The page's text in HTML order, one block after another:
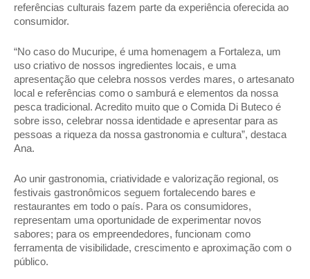
referências culturais fazem parte da experiência oferecida ao
consumidor.
“No caso do Mucuripe, é uma homenagem a Fortaleza, um
uso criativo de nossos ingredientes locais, e uma
apresentação que celebra nossos verdes mares, o artesanato
local e referências como o samburá e elementos da nossa
pesca tradicional. Acredito muito que o Comida Di Buteco é
sobre isso, celebrar nossa identidade e apresentar para as
pessoas a riqueza da nossa gastronomia e cultura”, destaca
Ana.
Ao unir gastronomia, criatividade e valorização regional, os
festivais gastronômicos seguem fortalecendo bares e
restaurantes em todo o país. Para os consumidores,
representam uma oportunidade de experimentar novos
sabores; para os empreendedores, funcionam como
ferramenta de visibilidade, crescimento e aproximação com o
público.